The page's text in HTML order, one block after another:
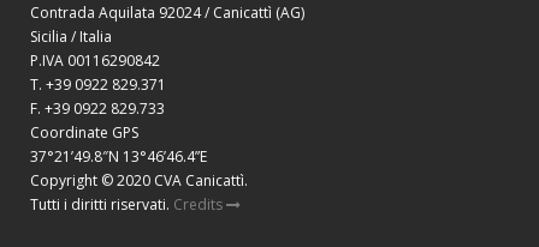
Contrada Aquilata 92024 / Canicattì (AG)
Sicilia / Italia
P.IVA 00116290842
T. +39 0922 829.371
F. +39 0922 829.733
Coordinate GPS
37°21’49.8″N 13°46’46.4”E
Copyright © 2020 CVA Canicattì.
Tutti i diritti riservati. Credits